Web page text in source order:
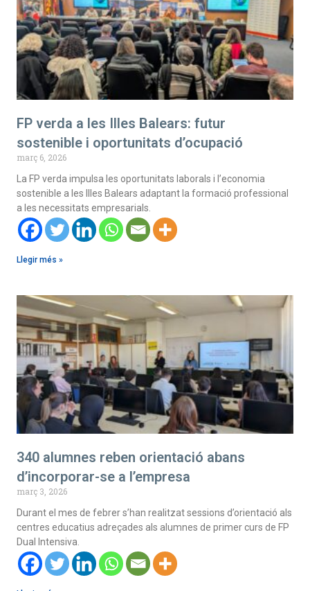
FP verda a les Illes Balears: futur
sostenible i oportunitats d’ocupació
març 6, 2026
La FP verda impulsa les oportunitats laborals i l’economia
sostenible a les Illes Balears adaptant la formació professional
a les necessitats empresarials.
Llegir més »
340 alumnes reben orientació abans
d’incorporar-se a l’empresa
març 3, 2026
Durant el mes de febrer s’han realitzat sessions d’orientació als
centres educatius adreçades als alumnes de primer curs de FP
Dual Intensiva.